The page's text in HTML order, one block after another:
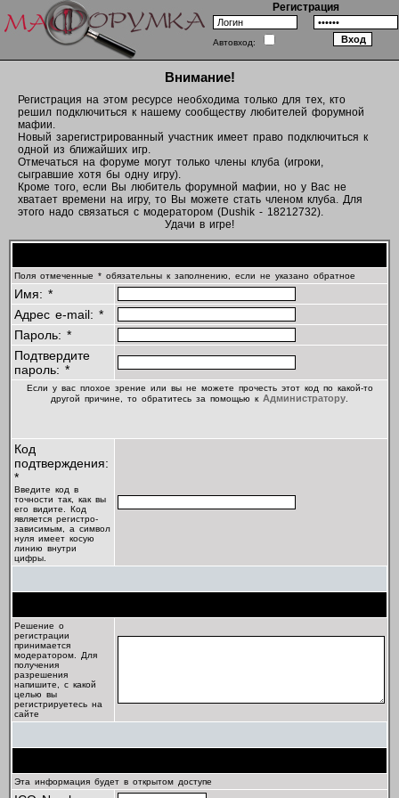
Регистрация
Автовход:
Внимание!
Регистрация на этом ресурсе необходима только для тех, кто
решил подключиться к нашему сообществу любителей форумной
мафии.
Новый зарегистрированный участник имеет право подключиться к
одной из ближайших игр.
Отмечаться на форуме могут только члены клуба (игроки,
сыгравшие хотя бы одну игру).
Кроме того, если Вы любитель форумной мафии, но у Вас не
хватает времени на игру, то Вы можете стать членом клуба. Для
этого надо связаться с модератором (Dushik - 18212732).
Удачи в игре!
Поля отмеченные * обязательны к заполнению, если не указано обратное
Имя: *
Адрес e-mail: *
Пароль: *
Подтвердите
пароль: *
Если у вас плохое зрение или вы не можете прочесть этот код по какой-то
другой причине, то обратитесь за помощью к Администратору
Код
подтверждения:
*
Введите код в
точности так, как вы
его видите. Код
является регистро-
зависимым, а символ
нуля имеет косую
линию внутри
цифры.
Решение о
регистрации
принимается
модератором. Для
получения
разрешения
напишите, с какой
целью вы
регистрируетесь на
сайте
Эта информация будет в открытом доступе